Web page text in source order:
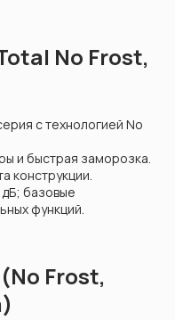
No Frost,
с технологией No
и быстрая заморозка.
конструкции.
базовые
функций.
Frost,